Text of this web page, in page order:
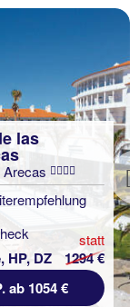
las
Arecas
HP, DZ
statt
1294 €
ab 1054 €